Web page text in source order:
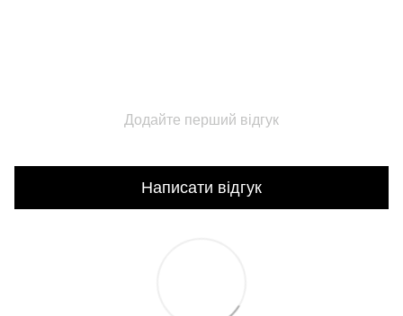
Додайте перший відгук
Написати відгук